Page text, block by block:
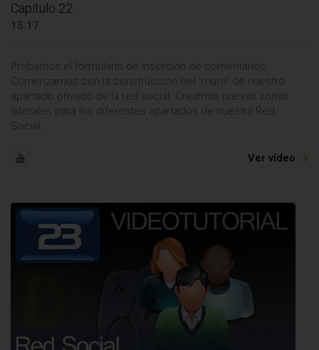
Capítulo 22
15:17
Probamos el formulario de inserción de comentarios.
Comenzamos con la construcción del “muro” de nuestro
apartado privado de la red social. Creamos nuevas zonas
laterales para los diferentes apartados de nuestra Red
Social.
Ver vídeo